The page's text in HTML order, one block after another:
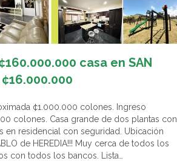
casa en SAN
¢1.000.000 colones. Ingreso
colones. Casa grande de dos plantas con
en residencial con seguridad. Ubicación
de HEREDIA!!! Muy cerca de todos los
con todos los bancos. Lista…